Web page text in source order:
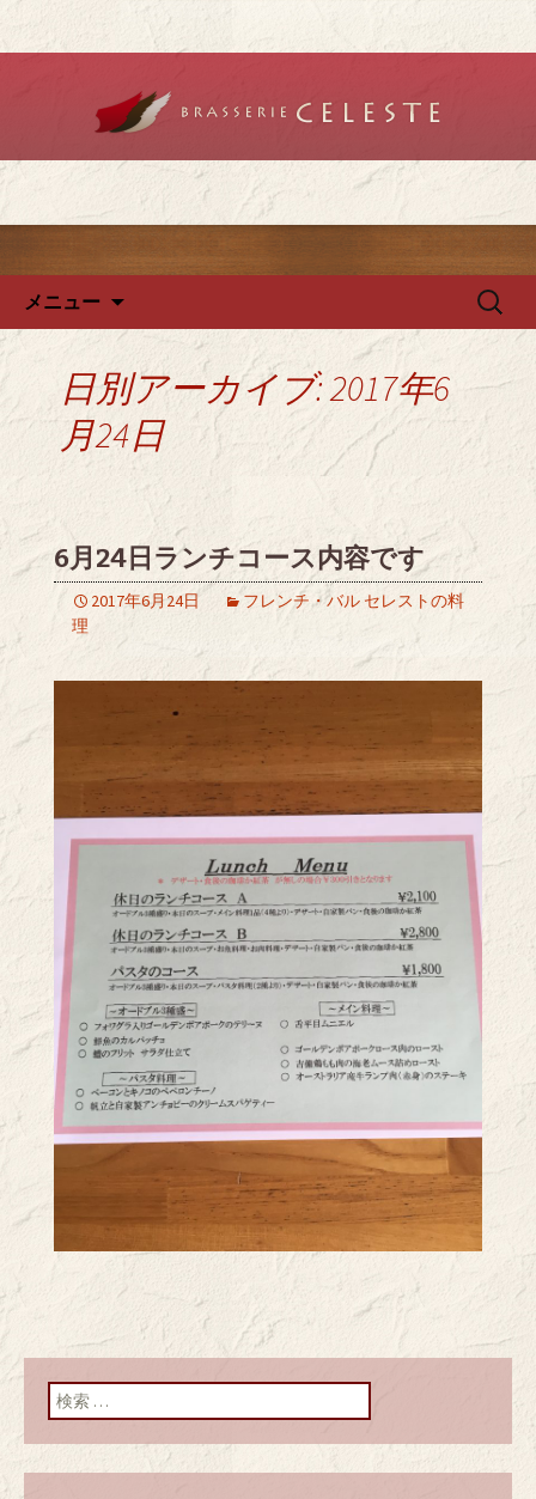
堺のフレンチ「ブラッスリー
セレスト」で、ランチ・ディ
ナーを
堺のフレンチ「ブラットリーセレス
ト」で記念日やデートを
メニュー
検
日別アーカイブ: 2017年6
月24日
6月24日ランチコース内容です
2017年6月24日
フレンチ・バル セレストの料
理
検索: